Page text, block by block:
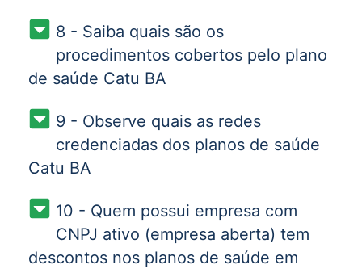
8 - Saiba quais são os
procedimentos cobertos pelo plano
de saúde Catu BA
9 - Observe quais as redes
credenciadas dos planos de saúde
Catu BA
10 - Quem possui empresa com
CNPJ ativo (empresa aberta) tem
descontos nos planos de saúde em